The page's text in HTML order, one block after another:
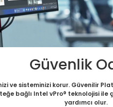
Güvenlik
ve sisteminizi korur. Güvenilir
bağlı Intel vPro® teknolojisi
yardımcı olur.